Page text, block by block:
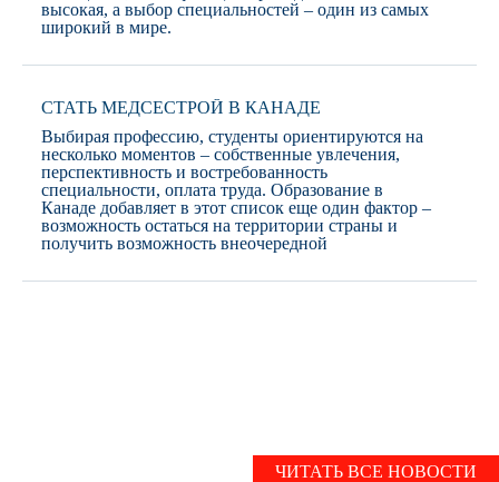
высокая, а выбор специальностей – один из самых
широкий в мире.
СТАТЬ МЕДСЕСТРОЙ В КАНАДЕ
Выбирая профессию, студенты ориентируются на
несколько моментов – собственные увлечения,
перспективность и востребованность
специальности, оплата труда. Образование в
Канаде добавляет в этот список еще один фактор –
возможность остаться на территории страны и
получить возможность внеочередной
ЧИТАТЬ ВСЕ НОВОСТИ